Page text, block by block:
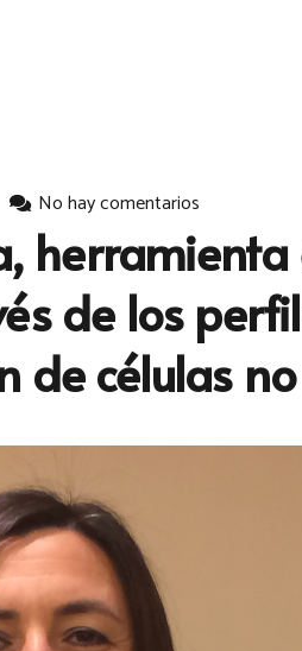
No hay comentarios
de los
de células